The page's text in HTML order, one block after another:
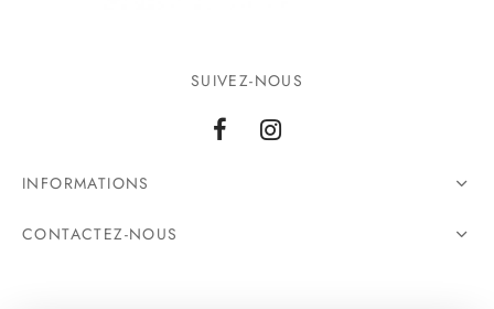
SUIVEZ-NOUS
INFORMATIONS
CONTACTEZ-NOUS